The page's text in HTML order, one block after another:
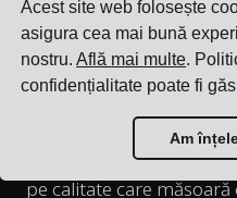
Acest site web folosește
asigura cea mai bună
nostru.Află mai multe.
confidențialitate poate fi
Am
reclamații de
Livrarea nu este cu
nu ajung în stare bună.
mărfuri deteriorate sau
pe calitate care